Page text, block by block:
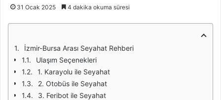
31 Ocak 2025 4 dakika okuma süresi
İzmir-Bursa Arası Seyahat Rehberi
Ulaşım Seçenekleri
1. Karayolu ile Seyahat
2. Otobüs ile Seyahat
3. Feribot ile Seyahat